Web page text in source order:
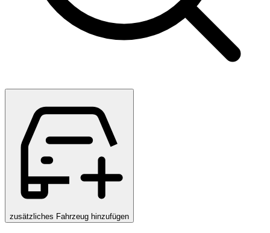
zusätzliches Fahrzeug hinzufügen